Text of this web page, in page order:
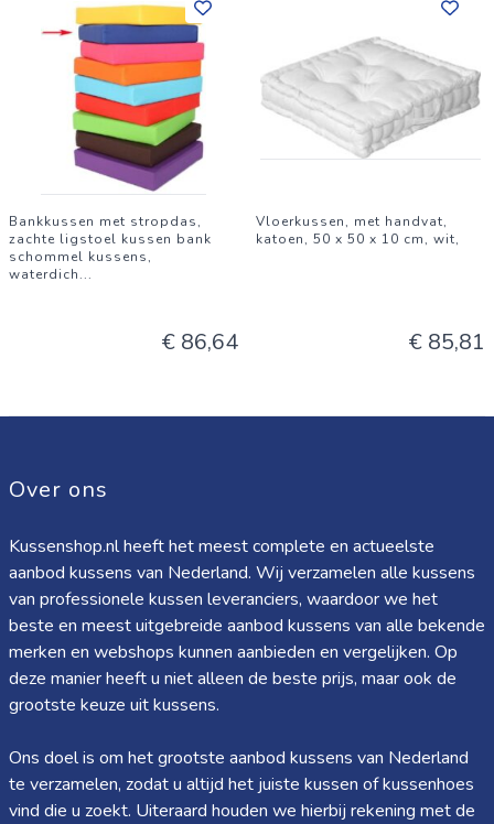
Bankkussen met stropdas,
zachte ligstoel kussen bank
schommel kussens,
waterdich...
€ 86,64
Vloerkussen, met handvat,
katoen, 50 x 50 x 10 cm, wit,
€ 85,81
Over ons
Kussenshop.nl heeft het meest complete en actueelste
aanbod kussens van Nederland. Wij verzamelen alle kussens
van professionele kussen leveranciers, waardoor we het
beste en meest uitgebreide aanbod kussens van alle bekende
merken en webshops kunnen aanbieden en vergelijken. Op
deze manier heeft u niet alleen de beste prijs, maar ook de
grootste keuze uit kussens.
Ons doel is om het grootste aanbod kussens van Nederland
te verzamelen, zodat u altijd het juiste kussen of kussenhoes
vind die u zoekt. Uiteraard houden we hierbij rekening met de